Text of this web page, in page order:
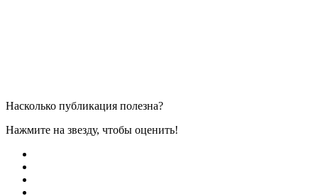
Насколько публикация полезна?
Нажмите на звезду, чтобы оценить!